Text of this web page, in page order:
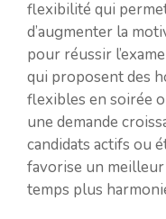
flexibilité qui
d’augmenter la
pour réussir
qui proposent des
flexibles en soirée
une demande
candidats actifs ou
favorise un
temps plus